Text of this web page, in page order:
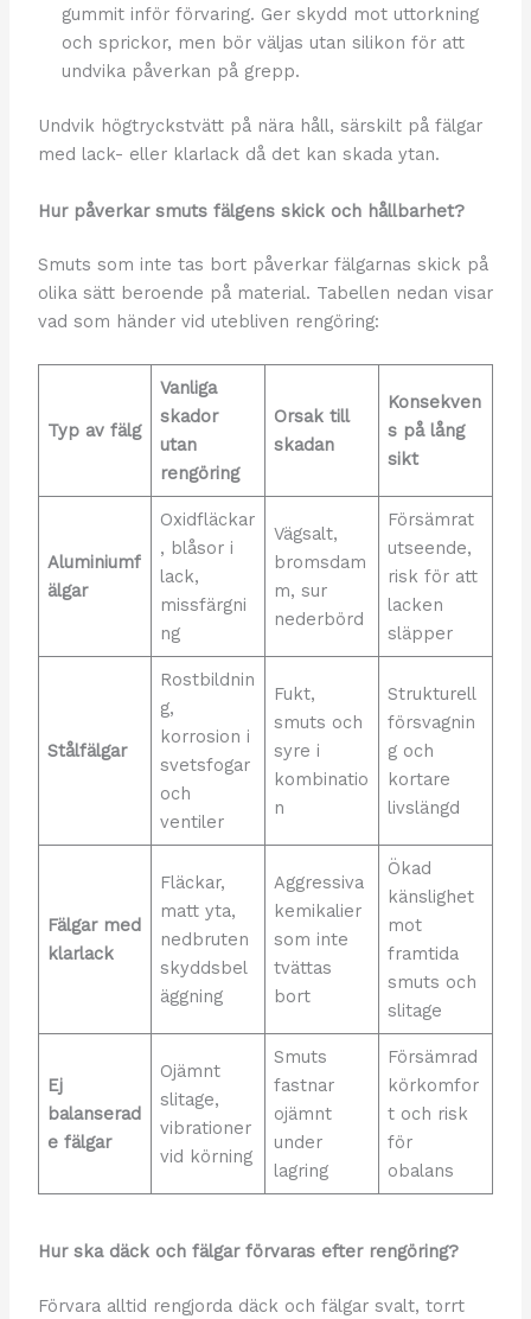
gummit inför förvaring. Ger skydd mot uttorkning
och sprickor, men bör väljas utan silikon för att
undvika påverkan på grepp.
Undvik högtryckstvätt på nära håll, särskilt på fälgar
med lack- eller klarlack då det kan skada ytan.
Hur påverkar smuts fälgens skick och hållbarhet?
Smuts som inte tas bort påverkar fälgarnas skick på
olika sätt beroende på material. Tabellen nedan visar
vad som händer vid utebliven rengöring:
Typ av fälg
Vanliga
skador
utan
rengöring
Orsak till
skadan
Konsekven
s på lång
sikt
Aluminiumf
älgar
Oxidfläckar
, blåsor i
lack,
missfärgni
ng
Vägsalt,
bromsdam
m, sur
nederbörd
Försämrat
utseende,
risk för att
lacken
släpper
Stålfälgar
Rostbildnin
g,
korrosion i
svetsfogar
och
ventiler
Fukt,
smuts och
syre i
kombinatio
n
Strukturell
försvagnin
g och
kortare
livslängd
Fälgar med
klarlack
Fläckar,
matt yta,
nedbruten
skyddsbel
äggning
Aggressiva
kemikalier
som inte
tvättas
bort
Ökad
känslighet
mot
framtida
smuts och
slitage
Ej
balanserad
e fälgar
Ojämnt
slitage,
vibrationer
vid körning
Smuts
fastnar
ojämnt
under
lagring
Försämrad
körkomfor
t och risk
för
obalans
Hur ska däck och fälgar förvaras efter rengöring?
Förvara alltid rengjorda däck och fälgar svalt, torrt